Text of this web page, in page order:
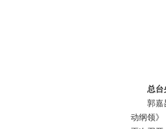
总台
郭嘉
动纲领》